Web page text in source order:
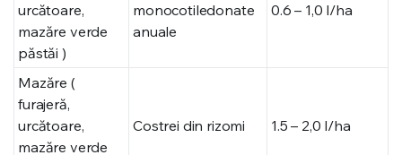
urcătoare,
mazăre verde
păstăi )
monocotiledonate
anuale
0.6 – 1,0 l/ha
Mazăre (
furajeră,
urcătoare,
mazăre verde
Costrei din rizomi 1.5 – 2,0 l/ha